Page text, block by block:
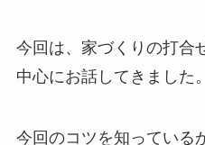
今回は、家づくりの打合
中心にお話してきました。
今回のコツを知っている